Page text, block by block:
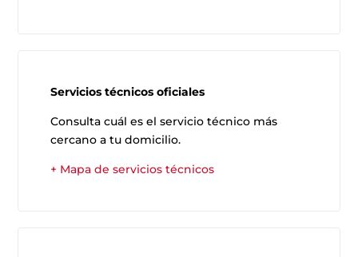
Servicios técnicos oficiales
Consulta cuál es el servicio técnico más
cercano a tu domicilio.
+ Mapa de servicios técnicos